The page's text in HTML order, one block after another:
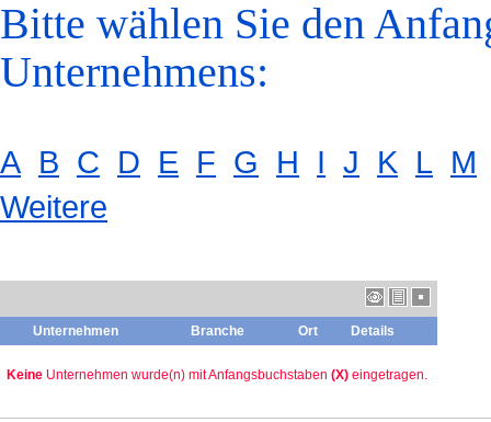
Bitte wählen Sie den
Unternehmens:
A B C D E F G H I J K L M
Weitere
Unternehmen Branche Ort Details
Keine Unternehmen wurde(n) mit Anfangsbuchstaben (X) eingetragen.